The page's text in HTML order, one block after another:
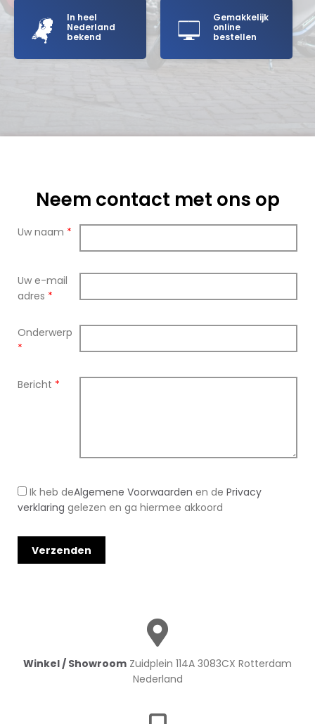
In heel
Nederland
bekend
Gemakkelijk
online
bestellen
Neem contact met ons op
Uw naam *
Uw e-mail
adres *
Onderwerp
*
Bericht *
Ik heb deAlgemene Voorwaarden en de Privacy
verklaring gelezen en ga hiermee akkoord
Winkel / Showroom Zuidplein 114A 3083CX Rotterdam
Nederland